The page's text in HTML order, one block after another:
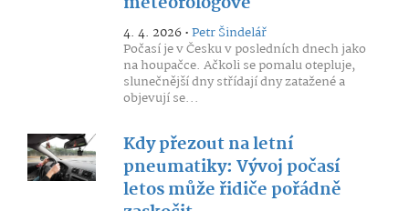
4. 4. 2026 •Petr Šindelář
Počasí je v Česku v posledních dnech jako
na houpačce. Ačkoli se pomalu otepluje,
slunečnější dny střídají dny zatažené a
objevují se...
Kdy přezout na letní
pneumatiky: Vývoj počasí
letos může řidiče pořádně